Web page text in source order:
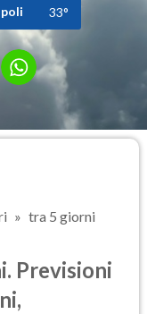
33°
tra 5 giorni
Previsioni